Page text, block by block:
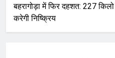
बहरागोड़ा में फिर दहशत: 227
करेगी निष्क्रिय